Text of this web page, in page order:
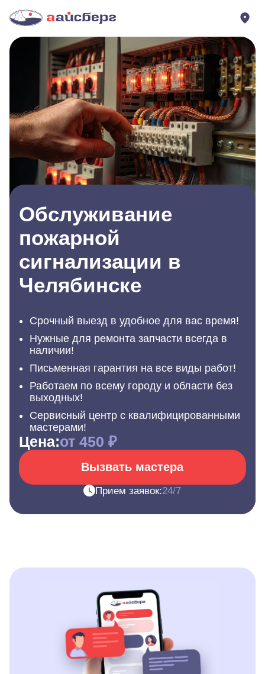
Обслуживание
пожарной
сигнализации в
Челябинске
Срочный выезд в удобное для вас время!
Нужные для ремонта запчасти всегда в
наличии!
Письменная гарантия на все виды работ!
Работаем по всему городу и области без
выходных!
Сервисный центр с квалифицированными
мастерами!
Цена:от 450 ₽
Вызвать мастера
Прием заявок:24/7